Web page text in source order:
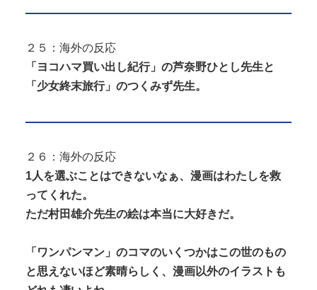
２５：海外の反応
「ヨコハマ買い出し紀行」の芦奈野ひとし先生と
「少女終末旅行」のつくみず先生。
２６：海外の反応
1人を選ぶことはできないなぁ、漫画はわたしを救
ってくれた。
ただ村田雄介先生の絵は本当に大好きだ。
「ワンパンマン」のコマのいくつかはこの世のもの
と思えないほど素晴らしく、漫画以外のイラストも